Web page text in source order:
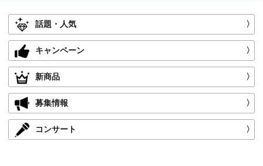
話題・人気 〉
キャンペーン 〉
新商品 〉
募集情報 〉
コンサート 〉